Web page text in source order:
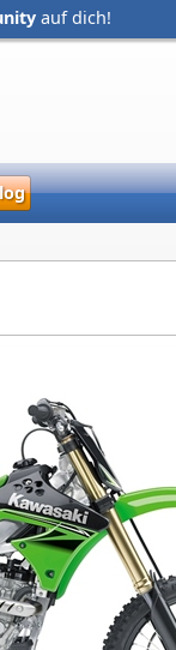
auf dich!